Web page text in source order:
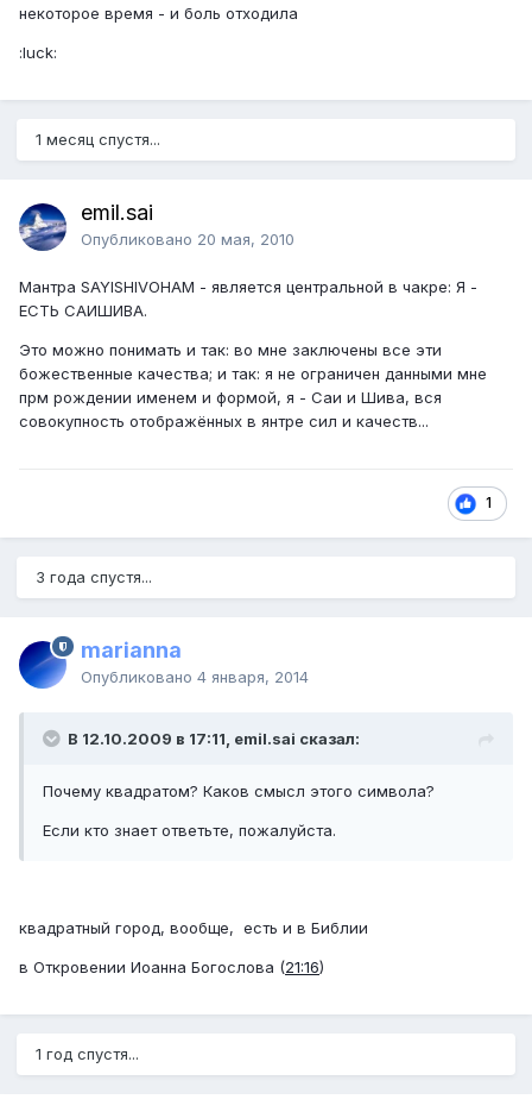
некоторое время - и боль отходила
:luck:
1 месяц спустя...
emil.sai
Опубликовано 20 мая, 2010
Мантра SAYISHIVOHAM - является центральной в чакре: Я -
ЕСТЬ САИШИВА.
Это можно понимать и так: во мне заключены все эти
божественные качества; и так: я не ограничен данными мне
прм рождении именем и формой, я - Саи и Шива, вся
совокупность отображённых в янтре сил и качеств...
1
3 года спустя...
marianna
Опубликовано 4 января, 2014
В 12.10.2009 в 17:11, emil.sai сказал:
Почему квадратом? Каков смысл этого символа?
Если кто знает ответьте, пожалуйста.
квадратный город, вообще, есть и в Библии
в Откровении Иоанна Богослова (21:16)
1 год спустя...